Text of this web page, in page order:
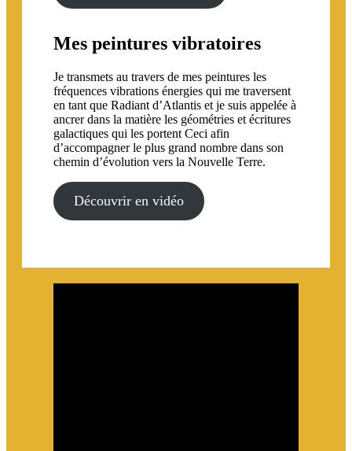
Mes peintures vibratoires
Je transmets au travers de mes peintures les
fréquences vibrations énergies qui me traversent
en tant que Radiant d’Atlantis et je suis appelée à
ancrer dans la matière les géométries et écritures
galactiques qui les portent Ceci afin
d’accompagner le plus grand nombre dans son
chemin d’évolution vers la Nouvelle Terre.
Découvrir en vidéo